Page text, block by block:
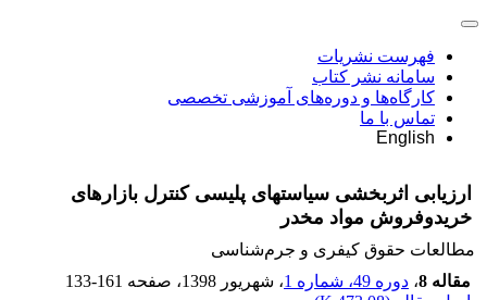
فهرست نشریات
سامانه نشر کتاب
کارگاه‌ها و دوره‌های آموزشی تخصصی
تماس با ما
English
ارزیابی اثربخشی سیاستهای پلیسی کنترل بازارهای
خریدوفروش مواد مخدر
مطالعات حقوق کیفری و جرم‌شناسی
مقاله 8
، دوره 49، شماره 1 ، شهریور 1398 ، صفحه 133-161